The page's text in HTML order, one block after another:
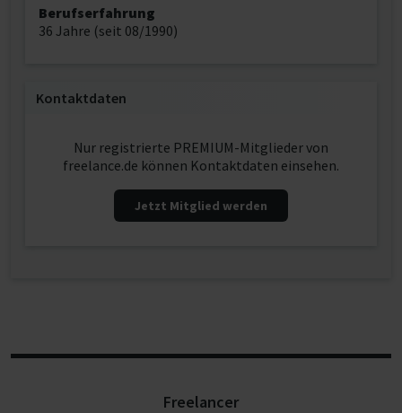
Berufserfahrung
36 Jahre (seit 08/1990)
Kontaktdaten
Nur registrierte PREMIUM-Mitglieder von
freelance.de können Kontaktdaten einsehen.
Jetzt Mitglied werden
Freelancer